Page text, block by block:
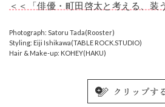
＜＜「俳優・町田啓太と考える、装
Photograph: Satoru Tada(Rooster)
Styling: Eiji Ishikawa(TABLE ROCK.STUDIO)
Hair & Make-up: KOHEY(HAKU)